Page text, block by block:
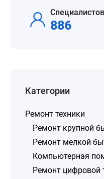
886
Категории
Ремонт техники
Ремонт крупной
Ремонт мелкой
Компьютерная
Ремонт цифровой